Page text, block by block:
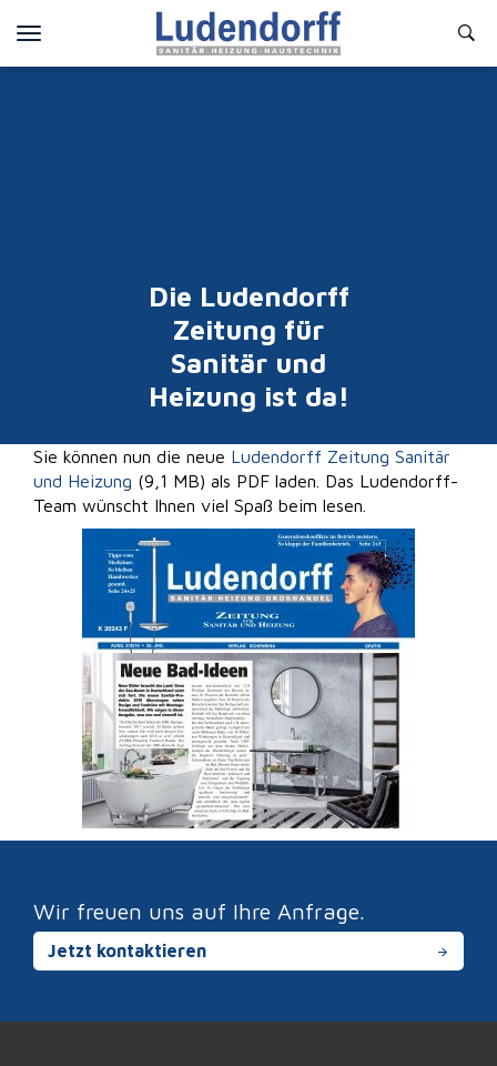
Toggle
Die Ludendorff
Zeitung für
Sanitär und
Heizung ist da!
Sie können nun die neue Ludendorff Zeitung Sanitär
und Heizung (9,1 MB) als PDF laden. Das Ludendorff-
Team wünscht Ihnen viel Spaß beim lesen.
Wir freuen uns auf Ihre Anfrage.
Jetzt kontaktieren